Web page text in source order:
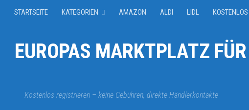
STARTSEITE KATEGORIEN AMAZON ALDI LIDL
EUROPAS MARKTPLATZ
Kostenlos registrieren – keine Gebühren, direkte Händlerkontakte